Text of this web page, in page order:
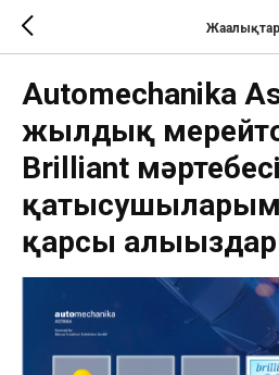
Жаңалықтар
Automechanika
жылдық
Brilliant
қарсы